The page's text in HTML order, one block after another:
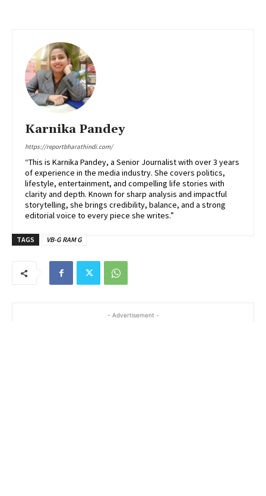
Karnika Pandey
https://reportbharathindi.com/
“This is Karnika Pandey, a Senior Journalist with over 3 years
of experience in the media industry. She covers politics,
lifestyle, entertainment, and compelling life stories with
clarity and depth. Known for sharp analysis and impactful
storytelling, she brings credibility, balance, and a strong
editorial voice to every piece she writes.”
TAGS VB-G RAM G
- Advertisement -